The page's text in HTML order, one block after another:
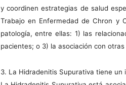
y coordinen estrategias de salud
Trabajo en Enfermedad de Chron y
patología, entre ellas: 1) las
pacientes; o 3) la asociación con
3. La Hidradenitis Supurativa tiene